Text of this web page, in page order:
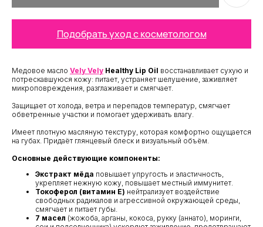
Подобрать уход с косметологом
Медовое масло Vely Vely Healthy Lip Oil восстанавливает сухую и
потрескавшуюся кожу: питает, устраняет шелушение, заживляет
микроповреждения, разглаживает и смягчает.
Защищает от холода, ветра и перепадов температур, смягчает
обветренные участки и помогает удерживать влагу.
Имеет плотную масляную текстуру, которая комфортно ощущается
на губах. Придаёт глянцевый блеск и визуальный объём.
Основные действующие компоненты:
Экстракт мёда повышает упругость и эластичность,
укрепляет нежную кожу, повышает местный иммунитет.
Токоферол (витамин Е) нейтрализует воздействие
свободных радикалов и агрессивной окружающей среды,
смягчает и питает губы.
7 масел (жожоба, арганы, кокоса, рукку (аннато), моринги,